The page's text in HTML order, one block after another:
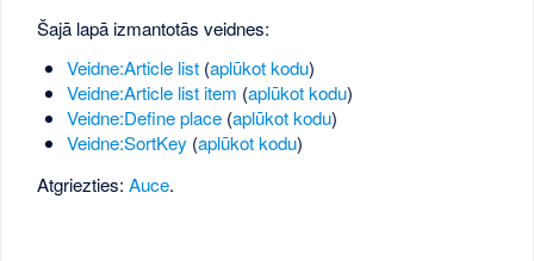
Šajā lapā izmantotās veidnes:
Veidne:Article list(aplūkot kodu)
Veidne:Article list item (aplūkot kodu)
Veidne:Define place(aplūkot kodu)
Veidne:SortKey (aplūkot kodu)
Atgriezties:Auce.